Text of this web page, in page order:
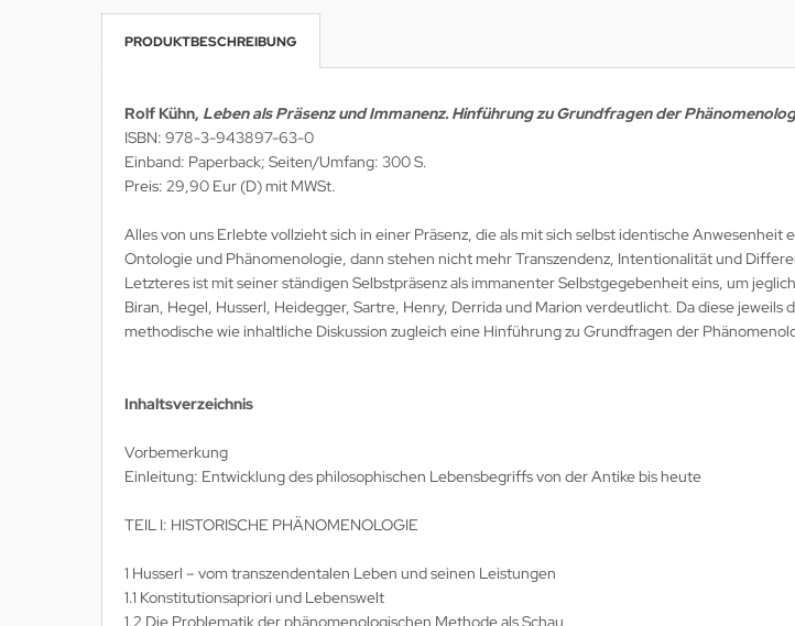
PRODUKTBESCHREIBUNG
Rolf Kühn, Leben als Präsenz und Immanenz. Hinführung zu Grundfragen der
ISBN: 978-3-943897-63-0
Einband: Paperback; Seiten/Umfang: 300 S.
Preis: 29,90 Eur (D) mit MWSt.
Alles von uns Erlebte vollzieht sich in einer Präsenz, die als mit sich selbst identische
Ontologie und Phänomenologie, dann stehen nicht mehr Transzendenz, Intentionalität und
Letzteres ist mit seiner ständigen Selbstpräsenz als immanenter Selbstgegebenheit eins, um
Biran, Hegel, Husserl, Heidegger, Sartre, Henry, Derrida und Marion verdeutlicht. Da diese
methodische wie inhaltliche Diskussion zugleich eine Hinführung zu Grundfragen der
Inhaltsverzeichnis
Vorbemerkung
Einleitung: Entwicklung des philosophischen Lebensbegriffs von der Antike bis heute
TEIL I: HISTORISCHE PHÄNOMENOLOGIE
1 Husserl – vom transzendentalen Leben und seinen Leistungen
1.1 Konstitutionsapriori und Lebenswelt
1.2 Die Problematik der phänomenologischen Methode als Schau